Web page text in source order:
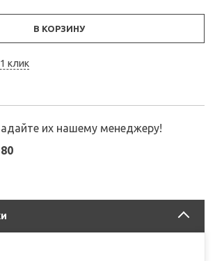
В КОРЗИНУ
клик
их нашему менеджеру!